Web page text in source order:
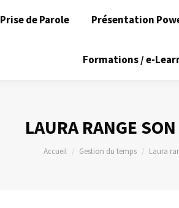
Prise de Parole Présentation
Formations / e-
LAURA RANGE
Vous êtes ici :
Accueil Gestion du temps Laura